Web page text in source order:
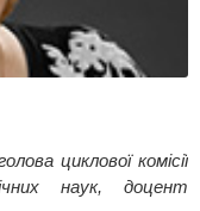
циклової комісії
наук, доцент